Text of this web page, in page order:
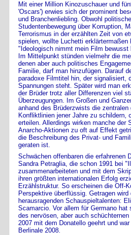
Mit einer Million Kinozuschauer und
'Oscars') erwies sich der prominent
und Branchenliebling. Obwohl
Studentenbewegung über Korruption,
Terrorismus in der erzählten Zeit von
spielen, wollte Luchetti erklärtermaßen
"Ideologisch nimmt mein Film
Im Mittelpunkt stünden vielmehr die
denen aber auch politisches
Familie, darf man hinzufügen. Darauf
paradoxe Filmtitel hin, der signalisiert,
Spannungen steht. Später wird man
der Brüder trotz aller Differenzen viel
Überzeugungen. Im Großen und
anhand des Brüderzwists die
Konfliktlinien jener Jahre zu schildern,
erteilen. Allerdings wirken manche der
Anarcho-Aktionen zu oft auf Effekt
die Beschreibung des Privat- und
geraten ist.
Schwächen offenbaren die erfahrenen
Sandra Petraglia, die schon 1991 bei
zusammenarbeiteten und mit dem
ihren größten internationalen Erfolg
Erzählstruktur. So erscheinen die Off-
Perspektive überflüssig. Getragen
herausragenden Schauspieltalenten:
Scamarcio. Vor allem für Germano
des nervösen, aber auch
2007 mit dem Donatello geehrt und
Berlinale 2008.